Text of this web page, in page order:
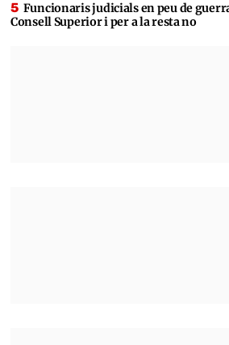
Funcionaris judicials en peu de
Consell Superior i per a la resta no